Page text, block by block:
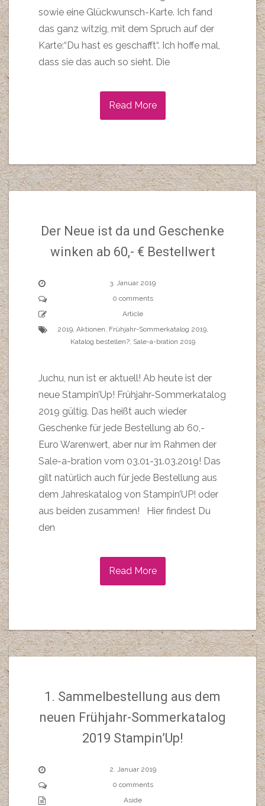
sowie eine Glückwunsch-Karte. Ich fand
das ganz witzig, mit dem Spruch auf der
Karte:“Du hast es geschafft“. Ich hoffe mal,
dass sie das auch so sieht. Die
Read More
Der Neue ist da und Geschenke
winken ab 60,- € Bestellwert
3. Januar 2019
0 comments
Article
2019, Aktionen Frühjahr-Sommerkatalog 2019,
Katalog bestellen?, Sale-a-bration 2019
Juchu, nun ist er aktuell! Ab heute ist der
neue Stampin’Up! Frühjahr-Sommerkatalog
2019 gültig. Das heißt auch wieder
Geschenke für jede Bestellung ab 60,-
Euro Warenwert, aber nur im Rahmen der
Sale-a-bration vom 03.01-31.03.2019! Das
gilt natürlich auch für jede Bestellung aus
dem Jahreskatalog von Stampin’UP! oder
aus beiden zusammen! Hier findest Du
den
Read More
1. Sammelbestellung aus dem
neuen Frühjahr-Sommerkatalog
2019 Stampin’Up!
2. Januar 2019
0 comments
Aside